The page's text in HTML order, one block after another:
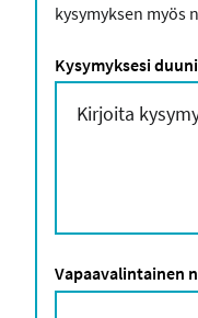
kysymyksen myös
Kysymyksesi
Vapaavalintainen